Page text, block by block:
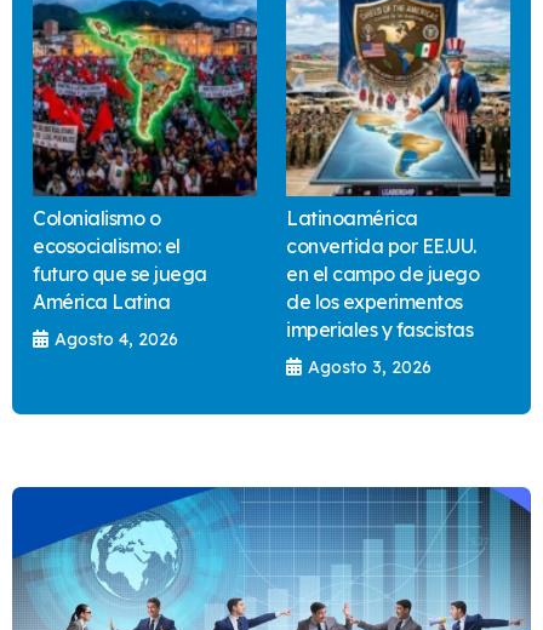
Colonialismo o
ecosocialismo: el
futuro que se juega
América Latina
Agosto 4, 2026
Latinoamérica
convertida por EE.UU.
en el campo de juego
de los experimentos
imperiales y fascistas
Agosto 3, 2026